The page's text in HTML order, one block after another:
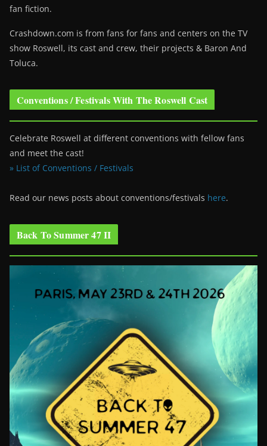
fan fiction.
Crashdown.com is from fans for fans and centers on the TV
show Roswell, its cast and crew, their projects & Baron And
Toluca.
Conventions / Festivals With The Roswell Cast
Celebrate Roswell at different conventions with fellow fans
and meet the cast!
» List of Conventions / Festivals
Read our news posts about conventions/festivals here.
Back To Summer 47 II